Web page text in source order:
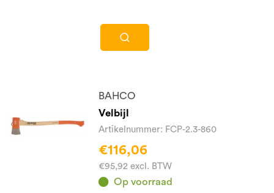
BAHCO
Velbijl
Artikelnummer: FCP-2.3-860
€116,06
€95,92 excl. BTW
Op voorraad